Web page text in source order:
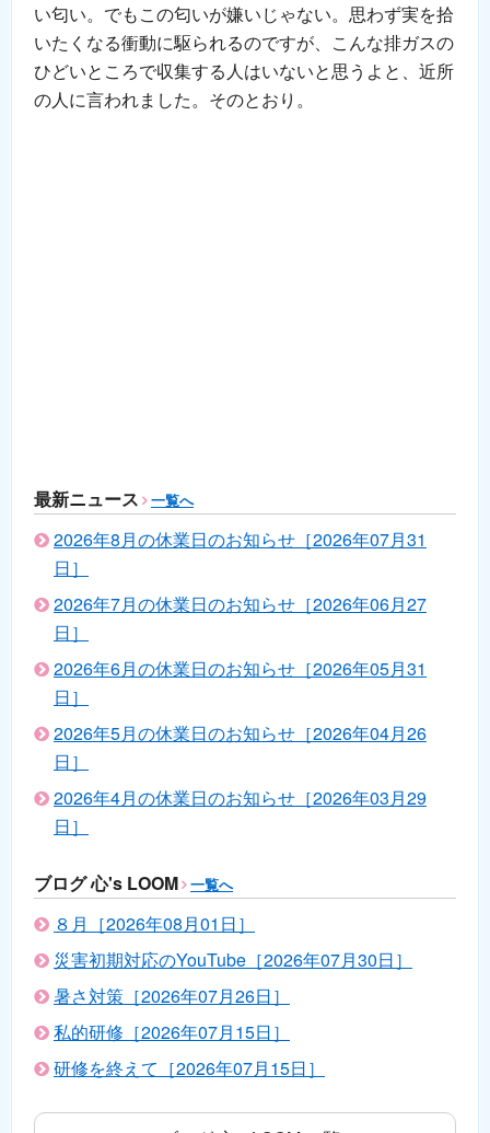
い匂い。でもこの匂いが嫌いじゃない。思わず実を拾
いたくなる衝動に駆られるのですが、こんな排ガスの
ひどいところで収集する人はいないと思うよと、近所
の人に言われました。そのとおり。
最新ニュース 一覧へ
2026年8月の休業日のお知らせ［2026年07月31
日］
2026年7月の休業日のお知らせ［2026年06月27
日］
2026年6月の休業日のお知らせ［2026年05月31
日］
2026年5月の休業日のお知らせ［2026年04月26
日］
2026年4月の休業日のお知らせ［2026年03月29
日］
ブログ 心's LOOM 一覧へ
８月［2026年08月01日］
災害初期対応のYouTube［2026年07月30日］
暑さ対策［2026年07月26日］
私的研修［2026年07月15日］
研修を終えて［2026年07月15日］